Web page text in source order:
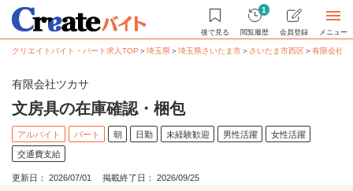
後で見る
1
閲覧履歴 会員登録 メニュー
クリエイトバイト・パート求人TOP ＞埼玉県＞埼玉県さいたま市＞ さいたま市西区＞有限会社
有限会社ツカサ
文房具の在庫確認・梱包
アルバイト パート 朝 日勤 未経験歓迎 男性活躍 女性活躍
交通費支給
更新日： 2026/07/01 掲載終了日： 2026/09/25